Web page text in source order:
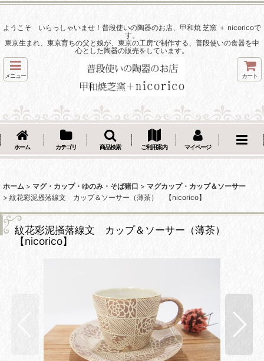
ようこそ いらっしゃいませ！普段使いの陶器のお店、甲和焼 芝窯 ＋ nicoricoで
す。
東京生まれ、東京育ちの父と娘が、東京の工房で制作する、普段使いの食器を中
心とした陶器の販売をしています。
メニュー カート
ホーム カテゴリ 商品検索 ご利用案内 マイページ
ホーム > マグ・カップ・ゆのみ・そば猪口 > マグカップ・カップ＆ソーサー
> 紋花彩泥掻落線文 カップ＆ソーサー（薄茶） 【nicorico】
紋花彩泥掻落線文 カップ＆ソーサー（薄茶）
【nicorico】